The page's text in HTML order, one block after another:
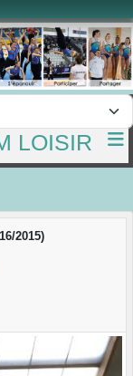
LOISIR
2015)